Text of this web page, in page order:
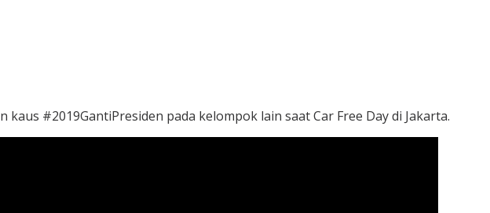
#2019GantiPresiden pada kelompok lain saat Car Free Day di Jakarta.